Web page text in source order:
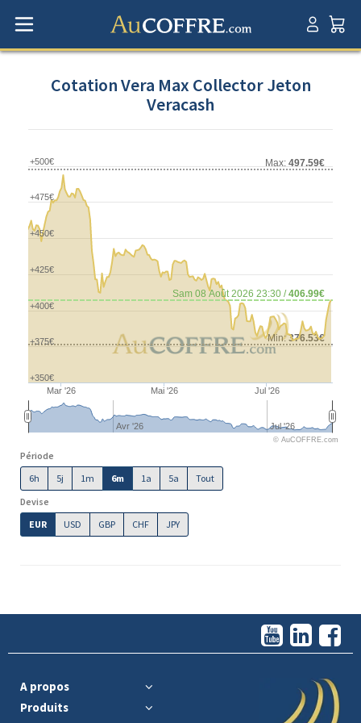
Cotation Vera Max Collector Jeton
Veracash
Min:376.53€
Max: 497.59€
Sam 08 Août 2026 23:30 /406.99€
Mar '26 Mai '26 Jul '26
Avr '26 Jul '26
+350€
+375€
+400€
+425€
+450€
+475€
+500€
© AuCOFFRE.com
Période
6h
5j 1m 6m 1a 5a
Tout
Devise
EUR
USD GBP CHF JPY
A propos
Produits